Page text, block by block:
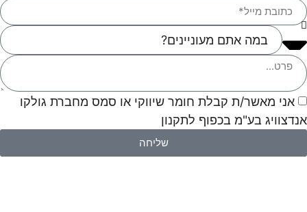
אני מאשר/ת קבלת חומר שיווקי או סמס מחברת גולקו
אנדצוויג בע"מ בכפוף לתקנון
שליחה